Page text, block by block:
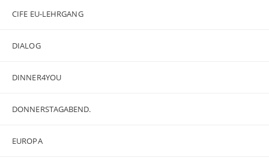
CIFE EU-LEHRGANG
DIALOG
DINNER4YOU
DONNERSTAGABEND.
EUROPA